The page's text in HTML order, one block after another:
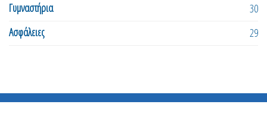
Γυμναστήρια
30
Ασφάλειες
29